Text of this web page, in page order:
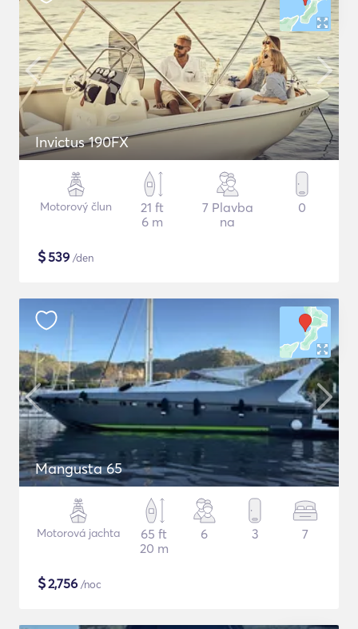
Invictus 190FX
Motorový člun
21 ft
6 m
7 Plavba
na
0
$539 /den
Mangusta 65
Motorová jachta
65 ft
20 m
6 3 7
$2,756 /noc